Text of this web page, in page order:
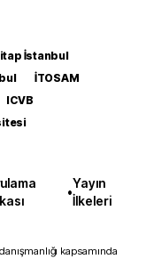
İstanbul
İTOSAM
ICVB
•
Yayın
İlkeleri
kapsamında